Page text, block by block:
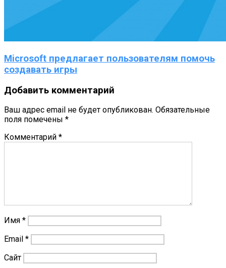
Microsoft предлагает пользователям помочь
создавать игры
Добавить комментарий
Ваш адрес email не будет опубликован. Обязательные
поля помечены *
Комментарий *
Имя *
Email *
Сайт